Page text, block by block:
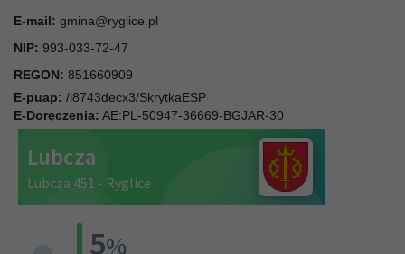
E-mail: gmina@ryglice.pl
NIP: 993-033-72-47
REGON: 851660909
E-puap: /i8743decx3/SkrytkaESP
E-Doręczenia: AE:PL-50947-36669-BGJAR-30